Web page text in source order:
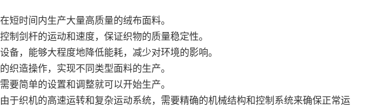
短时间内生产大量高质量的绒布面料。
制剑杆的运动和速度，保证织物的质量稳定性。
备，能够大程度地降低能耗，减少对环境的影响。
织造操作，实现不同类型面料的生产。
要简单的设置和调整就可以开始生产。
于织机的高速运转和复杂运动系统，需要精确的机械结构和控制系统来确保正常运